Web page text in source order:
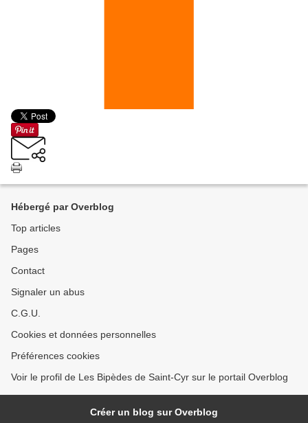
Hébergé par Overblog
Top articles
Pages
Contact
Signaler un abus
C.G.U.
Cookies et données personnelles
Préférences cookies
Voir le profil de Les Bipèdes de Saint-Cyr sur le portail Overblog
Créer un blog sur Overblog